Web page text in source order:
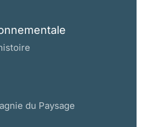
du Paysage